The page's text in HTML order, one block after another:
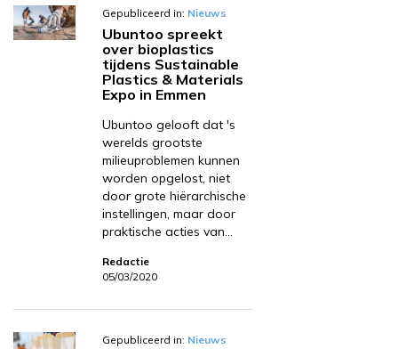
Gepubliceerd in: Nieuws
Ubuntoo spreekt
over bioplastics
tijdens Sustainable
Plastics & Materials
Expo in Emmen
Ubuntoo gelooft dat 's
werelds grootste
milieuproblemen kunnen
worden opgelost, niet
door grote hiërarchische
instellingen, maar door
praktische acties van…
Redactie
05/03/2020
Gepubliceerd in: Nieuws